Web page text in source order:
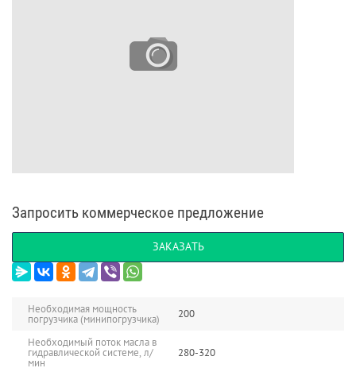
Запросить коммерческое предложение
ЗАКАЗАТЬ
Необходимая мощность
погрузчика (минипогрузчика) 200
Необходимый поток масла в
гидравлической системе, л/
мин
280-320